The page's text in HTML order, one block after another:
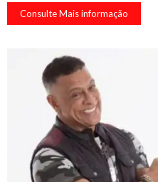
Consulte Mais informação